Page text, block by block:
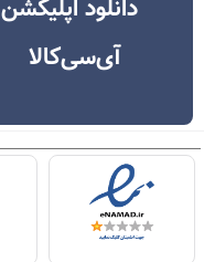
دانلود اپلیکشن
آی‌سی‌کالا